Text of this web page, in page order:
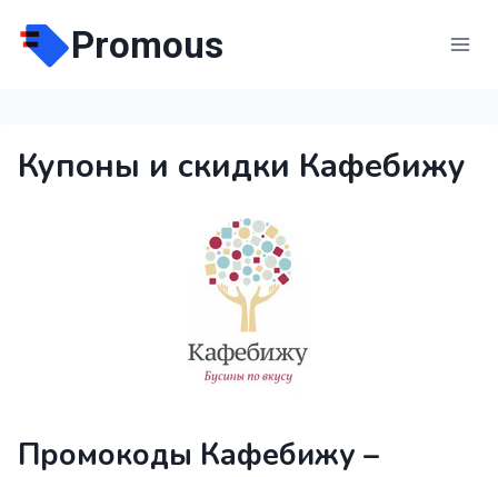
содержимому
Promous
Купоны и скидки Кафебижу
Промокоды Кафебижу –